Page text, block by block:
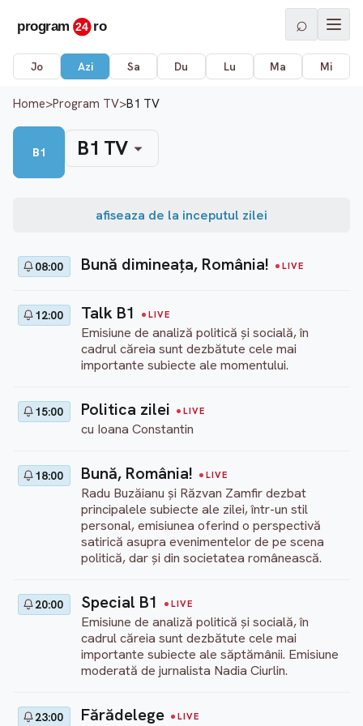
⌕
Jo Azi Sa Du Lu Ma Mi
Home>Program TV>B1 TV
B1 B1 TV
afiseaza de la inceputul zilei
08:00 Bună dimineața, România! LIVE
12:00 Talk B1 LIVE
Emisiune de analiză politică și socială, în
cadrul căreia sunt dezbătute cele mai
importante subiecte ale momentului.
15:00 Politica zilei LIVE
cu Ioana Constantin
18:00 Bună, România! LIVE
Radu Buzăianu și Răzvan Zamfir dezbat
principalele subiecte ale zilei, într-un stil
personal, emisiunea oferind o perspectivă
satirică asupra evenimentelor de pe scena
politică, dar și din societatea românească.
20:00 Special B1 LIVE
Emisiune de analiză politică și socială, în
cadrul căreia sunt dezbătute cele mai
importante subiecte ale săptămânii. Emisiune
moderată de jurnalista Nadia Ciurlin.
23:00 Fărădelege LIVE